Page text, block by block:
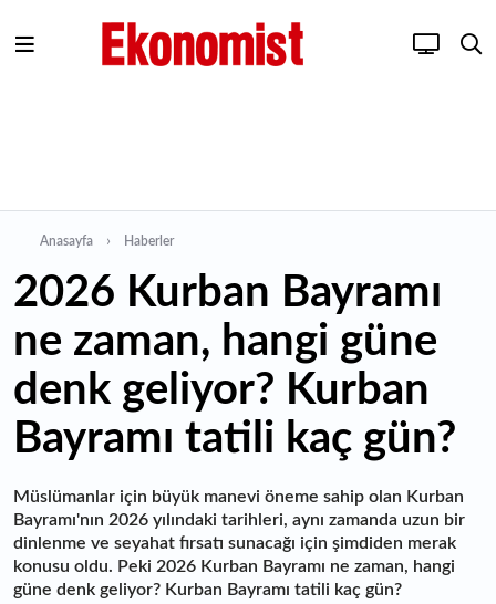
Anasayfa Haberler
2026 Kurban Bayramı
ne zaman, hangi güne
denk geliyor? Kurban
Bayramı tatili kaç gün?
Müslümanlar için büyük manevi öneme sahip olan Kurban
Bayramı'nın 2026 yılındaki tarihleri, aynı zamanda uzun bir
dinlenme ve seyahat fırsatı sunacağı için şimdiden merak
konusu oldu. Peki 2026 Kurban Bayramı ne zaman, hangi
güne denk geliyor? Kurban Bayramı tatili kaç gün?